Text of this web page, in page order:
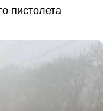
пистолета